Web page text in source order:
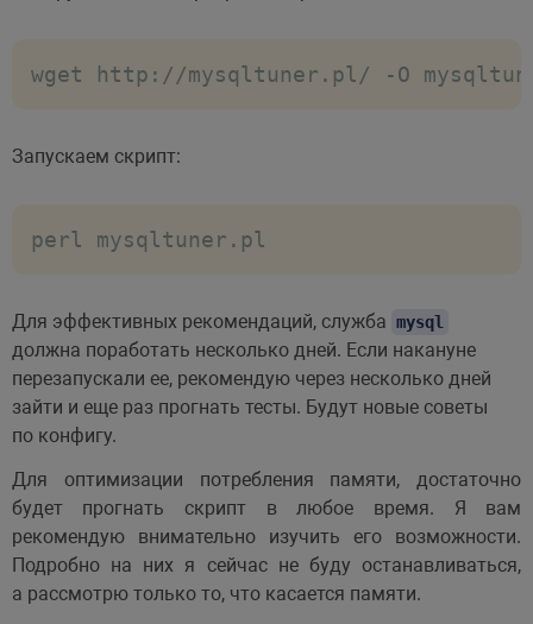
wget http://mysqltuner.pl/ -O
Запускаем скрипт:
perl mysqltuner.pl
Для эффективных рекомендаций, служба mysql
должна поработать несколько дней. Если накануне
перезапускали ее, рекомендую через несколько дней
зайти и еще раз прогнать тесты. Будут новые советы
по конфигу.
Для оптимизации потребления памяти, достаточно
будет прогнать скрипт в любое время. Я вам
рекомендую внимательно изучить его возможности.
Подробно на них я сейчас не буду останавливаться,
а рассмотрю только то, что касается памяти.